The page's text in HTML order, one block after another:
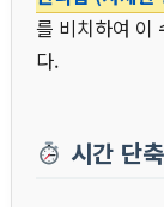
를 비치하여 이
다.
시간 단